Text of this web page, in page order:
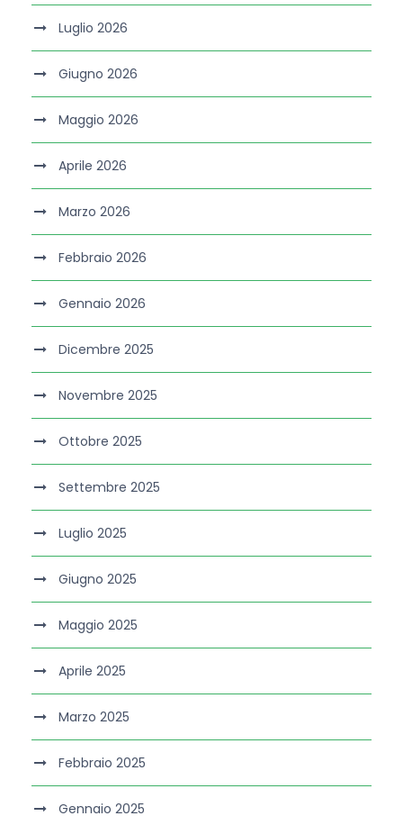
Luglio 2026
Giugno 2026
Maggio 2026
Aprile 2026
Marzo 2026
Febbraio 2026
Gennaio 2026
Dicembre 2025
Novembre 2025
Ottobre 2025
Settembre 2025
Luglio 2025
Giugno 2025
Maggio 2025
Aprile 2025
Marzo 2025
Febbraio 2025
Gennaio 2025